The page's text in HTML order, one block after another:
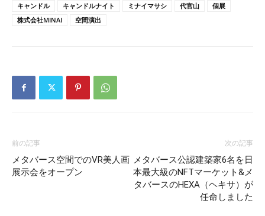
キャンドル
キャンドルナイト ミナイマサシ 代官山
個展
株式会社MINAI
空間演出
前の記事
メタバース空間でのVR美人画
展示会をオープン
次の記事
メタバース公認建築家6名を日
本最大級のNFTマーケット&メ
タバースのHEXA（ヘキサ）が
任命しました